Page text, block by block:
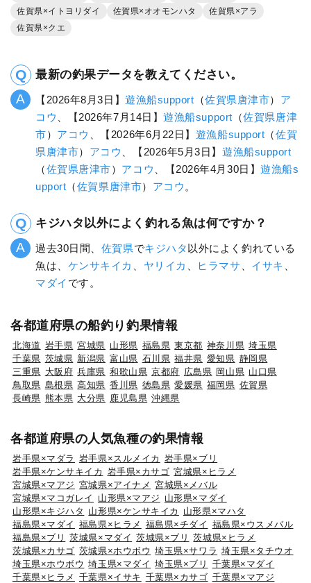
佐賀県×イトヨリダイ
佐賀県×オオモンハタ
佐賀県×アラ
佐賀県×クエ
最新の釣果データを教えてください。
【2026年8月3日】遊漁船support （佐賀県 唐津市） ア
コウ
、【2026年7月14日】遊漁船support （佐賀県 唐津
市） アコウ 、【2026年6月22日】 遊漁船support （佐賀
県 唐津市） アコウ 、【2026年5月3日】遊漁船support
（佐賀県唐津市） アコウ 、【2026年4月30日】遊漁船s
upport （佐賀県 唐津市） アコウ 。
キジハタ以外によく釣れる魚は何ですか？
過去30日間、 佐賀県でキジハタ 以外によく釣れている
魚は、 ケンサキイカ ヤリイカ ヒラマサ イサキ
マダイ です。
各都道府県の船釣り釣果情報
北海道 岩手県 宮城県 山形県 福島県 東京都 神奈川県 埼玉県
千葉県 茨城県 新潟県 富山県 石川県 福井県 愛知県 静岡県
三重県 大阪府 兵庫県 和歌山県 京都府 広島県 岡山県 山口県
鳥取県 島根県 高知県 香川県 徳島県 愛媛県 福岡県 佐賀県
長崎県 熊本県 大分県 鹿児島県 沖縄県
各都道府県の人気魚種の釣果情報
岩手県×マダラ 岩手県×スルメイカ 岩手県×ブリ
岩手県×ケンサキイカ 岩手県×カサゴ 宮城県×ヒラメ
宮城県×マアジ 宮城県×アイナメ 宮城県×メバル
宮城県×マコガレイ
山形県×マアジ 山形県×マダイ
山形県×キジハタ 山形県×ケンサキイカ
山形県×マハタ
福島県×マダイ 福島県×ヒラメ 福島県×チダイ 福島県×ウスメバル
福島県×ブリ
茨城県×マダイ 茨城県×ブリ
茨城県×ヒラメ
茨城県×カサゴ 茨城県×ホウボウ 埼玉県×サワラ 埼玉県×タチウオ
埼玉県×ホウボウ 埼玉県×マダイ 埼玉県×ブリ
千葉県×マダイ
千葉県×ヒラメ 千葉県×イサキ 千葉県×カサゴ 千葉県×マアジ